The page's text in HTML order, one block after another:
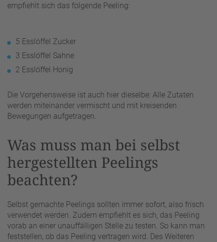
empfiehlt sich das folgende Peeling:
5 Esslöffel Zucker
3 Esslöffel Sahne
2 Esslöffel Honig
Die Vorgehensweise ist auch hier dieselbe: Alle Zutaten
werden miteinander vermischt und mit kreisenden
Bewegungen aufgetragen.
Was muss man bei selbst
hergestellten Peelings
beachten?
Selbst gemachte Peelings sollten immer sofort, also frisch
verwendet werden. Zudem empfiehlt es sich, das Peeling
vorab an einer unauffälligen Stelle zu testen. So kann man
feststellen, ob das Peeling vertragen wird. Des Weiteren